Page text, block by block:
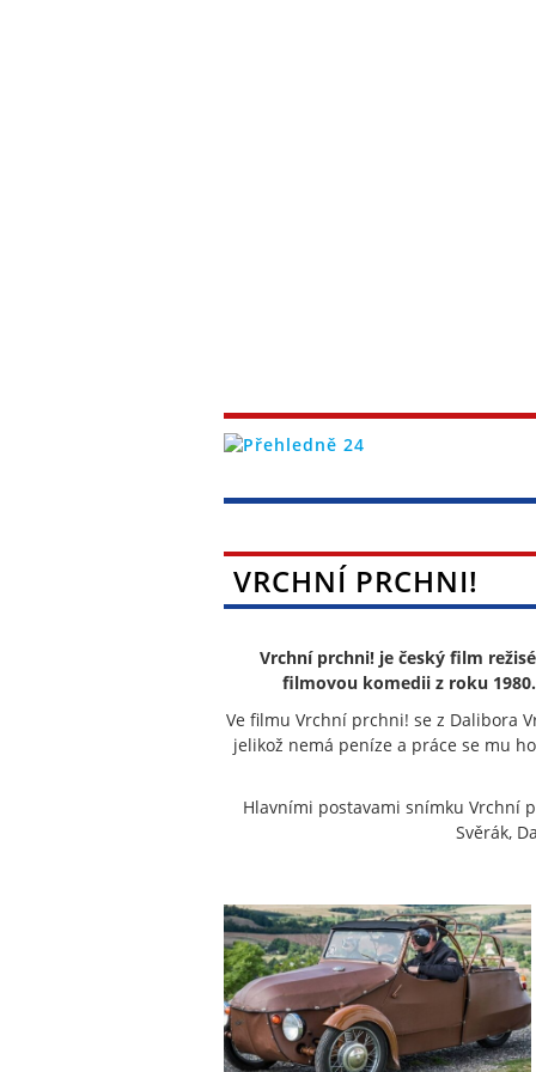
VRCHNÍ PRCHNI!
Vrchní prchni! je český film
filmovou komedii z roku
Ve filmu Vrchní prchni! se z Dalibora
jelikož nemá peníze a práce se mu
Hlavními postavami snímku Vrchní
Svěrák,